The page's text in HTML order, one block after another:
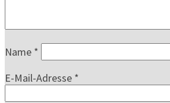
Name *
E-Mail-Adresse *